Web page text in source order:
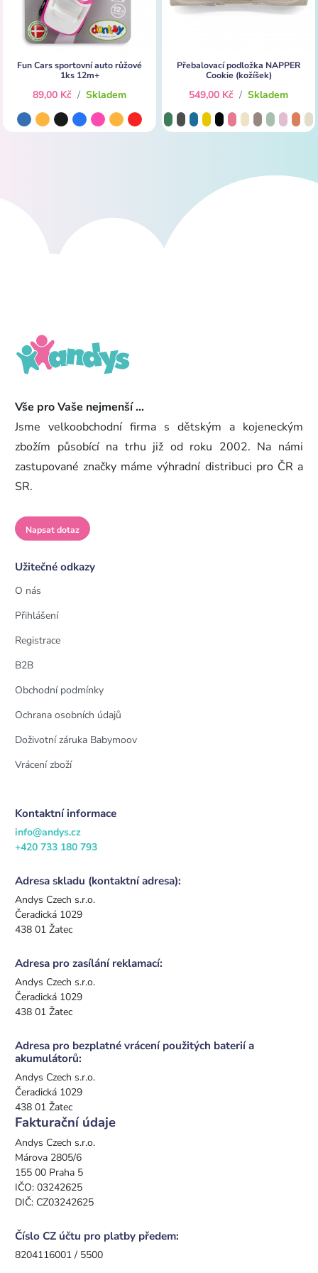
Fun Cars sportovní auto růžové
1ks 12m+
89,00 Kč / Skladem
Přebalovací podložka NAPPER
Cookie (kožíšek)
549,00 Kč / Skladem
Vše pro Vaše nejmenší ...
Jsme velkoobchodní firma s dětským a kojeneckým
zbožím působící na trhu již od roku 2002. Na námi
zastupované značky máme výhradní distribuci pro ČR a
SR.
Napsat dotaz
Užitečné odkazy
O nás
Přihlášení
Registrace
B2B
Obchodní podmínky
Ochrana osobních údajů
Doživotní záruka Babymoov
Vrácení zboží
Kontaktní informace
info@andys.cz
+420 733 180 793
Adresa skladu (kontaktní adresa):
Andys Czech s.r.o.
Čeradická 1029
438 01 Žatec
Adresa pro zasílání reklamací:
Andys Czech s.r.o.
Čeradická 1029
438 01 Žatec
Adresa pro bezplatné vrácení použitých baterií a
akumulátorů:
Andys Czech s.r.o.
Čeradická 1029
438 01 Žatec
Fakturační údaje
Andys Czech s.r.o.
Márova 2805/6
155 00 Praha 5
IČO: 03242625
DIČ: CZ03242625
Číslo CZ účtu pro platby předem:
8204116001 / 5500